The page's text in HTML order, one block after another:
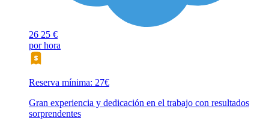
26 25 €
por hora
Reserva mínima: 27€
Gran experiencia y dedicación en el trabajo con resultados
sorprendentes